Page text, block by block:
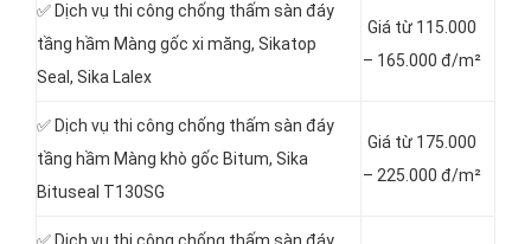
✅ Dịch vụ thi công chống thấm sàn đáy
tầng hầm Màng gốc xi măng, Sikatop
Seal, Sika Lalex
Giá từ 115.000
– 165.000 đ/m²
✅ Dịch vụ thi công chống thấm sàn đáy
tầng hầm Màng khò gốc Bitum, Sika
Bituseal T130SG
Giá từ 175.000
– 225.000 đ/m²